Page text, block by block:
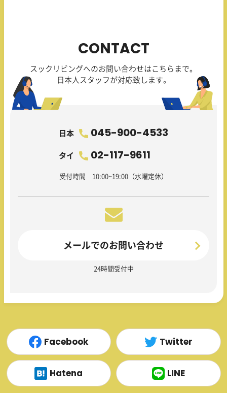
CONTACT
スックリビングへのお問い合わせはこちらまで。
日本人スタッフが対応致します。
日本 045-900-4533
タイ 02-117-9611
受付時間 10:00~19:00（水曜定休）
メールでのお問い合わせ
24時間受付中
Facebook Twitter
Hatena LINE